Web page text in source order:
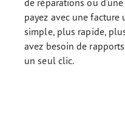
payez avec une facture
simple, plus rapide,
avez besoin de
un seul clic.